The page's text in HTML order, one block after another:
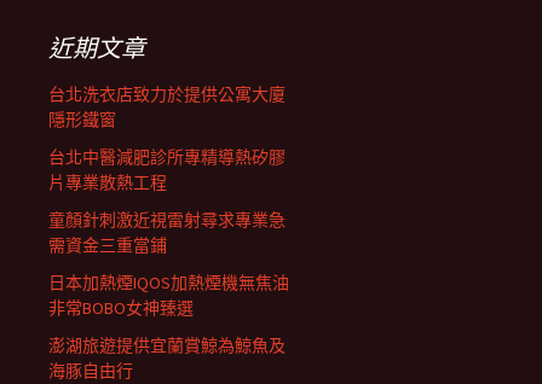
近期文章
台北洗衣店致力於提供公寓大廈
隱形鐵窗
台北中醫減肥診所專精導熱矽膠
片專業散熱工程
童顏針刺激近視雷射尋求專業急
需資金三重當鋪
日本加熱煙IQOS加熱煙機無焦油
非常BOBO女神臻選
澎湖旅遊提供宜蘭賞鯨為鯨魚及
海豚自由行